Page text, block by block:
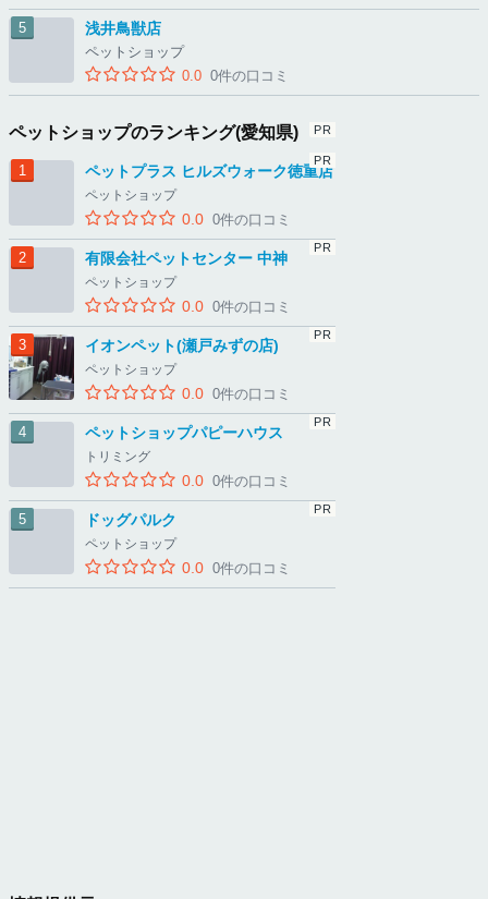
浅井鳥獣店
ペットショップ
0.0 0件の口コミ
ペットショップのランキング(愛知県)
ペットプラス ヒルズウォーク徳重店
ペットショップ
0.0 0件の口コミ
有限会社ペットセンター 中神
ペットショップ
0.0 0件の口コミ
イオンペット(瀬戸みずの店)
ペットショップ
0.0 0件の口コミ
ペットショップパピーハウス
トリミング
0.0 0件の口コミ
ドッグパルク
ペットショップ
0.0 0件の口コミ